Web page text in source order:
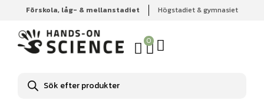
Förskola, låg- & mellanstadiet Högstadiet & gymnasiet
0
Produktsökning
Hem Högstadiet & gymnasiet
3D-Printers & 3D-
scanners
APRINTAPRO PrintaClean Build Plate Cleaning 250
ml